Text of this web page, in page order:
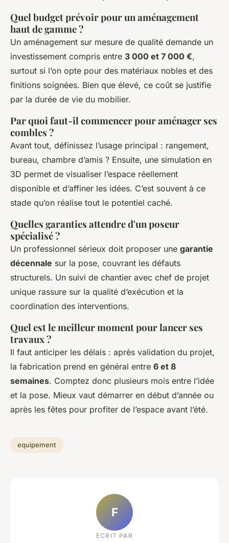
Quel budget prévoir pour un aménagement
haut de gamme ?
Un aménagement sur mesure de qualité demande un
investissement compris entre 3 000 et 7 000 €,
surtout si l’on opte pour des matériaux nobles et des
finitions soignées. Bien que élevé, ce coût se justifie
par la durée de vie du mobilier.
Par quoi faut-il commencer pour aménager ses
combles ?
Avant tout, définissez l’usage principal : rangement,
bureau, chambre d’amis ? Ensuite, une simulation en
3D permet de visualiser l’espace réellement
disponible et d’affiner les idées. C’est souvent à ce
stade qu’on réalise tout le potentiel caché.
Quelles garanties attendre d'un poseur
spécialisé ?
Un professionnel sérieux doit proposer une garantie
décennale sur la pose, couvrant les défauts
structurels. Un suivi de chantier avec chef de projet
unique rassure sur la qualité d’exécution et la
coordination des interventions.
Quel est le meilleur moment pour lancer ses
travaux ?
Il faut anticiper les délais : après validation du projet,
la fabrication prend en général entre 6 et 8
semaines. Comptez donc plusieurs mois entre l’idée
et la pose. Mieux vaut démarrer en début d’année ou
après les fêtes pour profiter de l’espace avant l’été.
equipement
F
ECRIT PAR